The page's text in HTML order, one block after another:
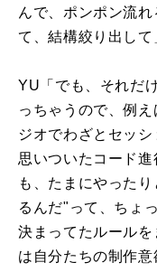
んで、ポンポン流
て、結構絞り出して
YU「でも、それだ
っちゃうので、例
ジオでわざとセッ
思いついたコード
も、たまにやった
るんだ"って、ちょ
決まってたルール
は自分たちの制作